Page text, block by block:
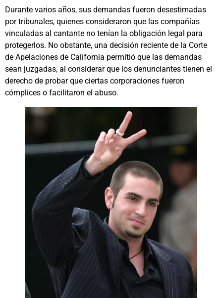
Durante varios años, sus demandas fueron desestimadas
por tribunales, quienes consideraron que las compañías
vinculadas al cantante no tenían la obligación legal para
protegerlos. No obstante, una decisión reciente de la Corte
de Apelaciones de California permitió que las demandas
sean juzgadas, al considerar que los denunciantes tienen el
derecho de probar que ciertas corporaciones fueron
cómplices o facilitaron el abuso.